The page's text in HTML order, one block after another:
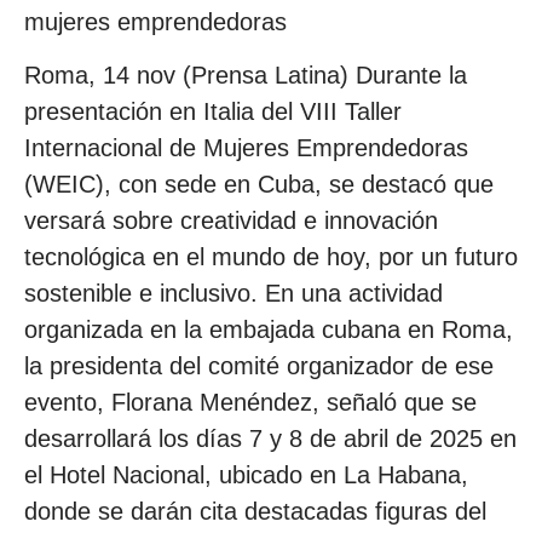
mujeres emprendedoras
Roma, 14 nov (Prensa Latina) Durante la
presentación en Italia del VIII Taller
Internacional de Mujeres Emprendedoras
(WEIC), con sede en Cuba, se destacó que
versará sobre creatividad e innovación
tecnológica en el mundo de hoy, por un futuro
sostenible e inclusivo. En una actividad
organizada en la embajada cubana en Roma,
la presidenta del comité organizador de ese
evento, Florana Menéndez, señaló que se
desarrollará los días 7 y 8 de abril de 2025 en
el Hotel Nacional, ubicado en La Habana,
donde se darán cita destacadas figuras del